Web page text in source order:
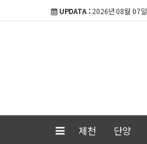
UPDATA : 2026년 08월 07일
제천 단양